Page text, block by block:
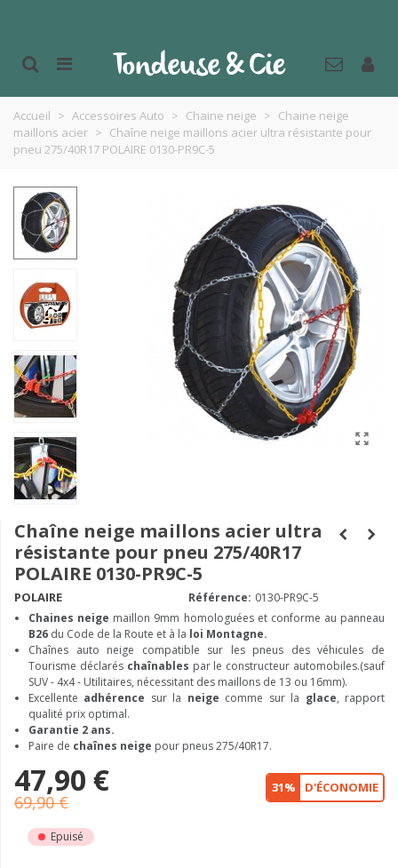
Accueil > Accessoires Auto > Chaine neige > Chaine neige
maillons acier > Chaîne neige maillons acier ultra résistante pour
pneu 275/40R17 POLAIRE 0130-PR9C-5
Chaîne neige maillons acier ultra
résistante pour pneu 275/40R17
POLAIRE 0130-PR9C-5
POLAIRE Référence: 0130-PR9C-5
Chaines neige maillon 9mm homologuées et conforme au panneau
B26 du Code de la Route et à la loi Montagne.
Chaînes auto neige compatible sur les pneus des véhicules de
Tourisme déclarés chaînables par le constructeur automobiles.(sauf
SUV - 4x4 - Utilitaires, nécessitant des maillons de 13 ou 16mm).
Excellente adhérence sur la neige comme sur la glace, rapport
qualité prix optimal.
Garantie 2 ans.
Paire de chaînes neige pour pneus 275/40R17.
47,90 €
69,90 €
31% D'ÉCONOMIE
Epuisé